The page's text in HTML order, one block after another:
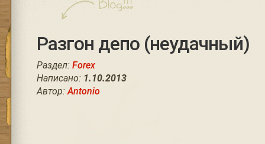
Разгон депо (неудачный)
Раздел: Forex
Написано: 1.10.2013
Автор:Antonio